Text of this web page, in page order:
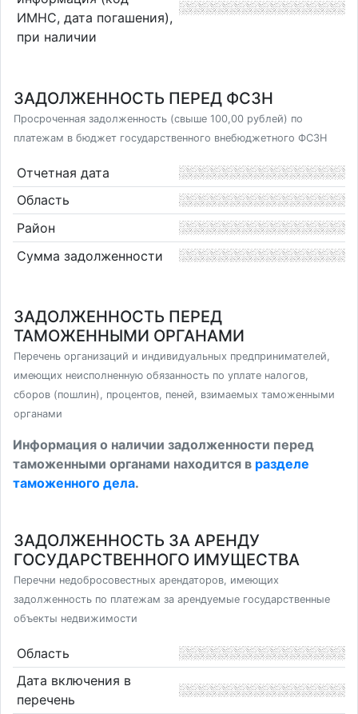
ИМНС, дата погашения),
при наличии
ЗАДОЛЖЕННОСТЬ ПЕРЕД ФСЗН
Просроченная задолженность (свыше 100,00 рублей) по
платежам в бюджет государственного внебюджетного ФСЗН
Отчетная дата
Область
Район
Сумма задолженности
ЗАДОЛЖЕННОСТЬ ПЕРЕД
ТАМОЖЕННЫМИ ОРГАНАМИ
Перечень организаций и индивидуальных предпринимателей,
имеющих неисполненную обязанность по уплате налогов,
сборов (пошлин), процентов, пеней, взимаемых таможенными
органами
Информация о наличии задолженности перед
таможенными органами находится в разделе
таможенного дела.
ЗАДОЛЖЕННОСТЬ ЗА АРЕНДУ
ГОСУДАРСТВЕННОГО ИМУЩЕСТВА
Перечни недобросовестных арендаторов, имеющих
задолженность по платежам за арендуемые государственные
объекты недвижимости
Область
Дата включения в
перечень